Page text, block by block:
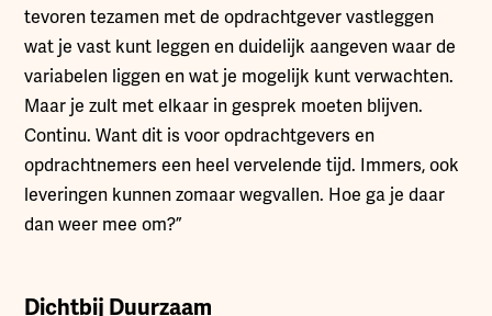
tevoren tezamen met de opdrachtgever vastleggen
wat je vast kunt leggen en duidelijk aangeven waar de
variabelen liggen en wat je mogelijk kunt verwachten.
Maar je zult met elkaar in gesprek moeten blijven.
Continu. Want dit is voor opdrachtgevers en
opdrachtnemers een heel vervelende tijd. Immers, ook
leveringen kunnen zomaar wegvallen. Hoe ga je daar
dan weer mee om?”
Dichtbij Duurzaam